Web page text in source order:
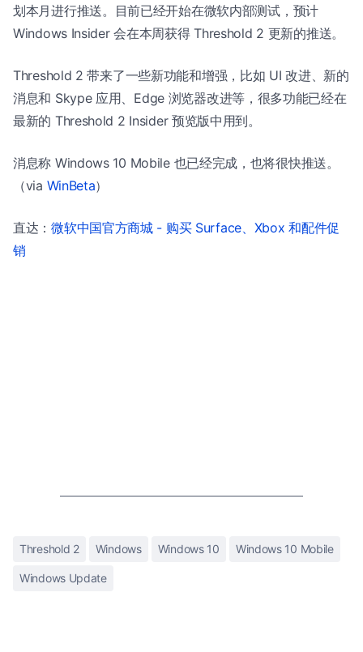
划本月进行推送。目前已经开始在微软内部测试，预计
Windows Insider 会在本周获得 Threshold 2 更新的推送。
Threshold 2 带来了一些新功能和增强，比如 UI 改进、新的
消息和 Skype 应用、Edge 浏览器改进等，很多功能已经在
最新的 Threshold 2 Insider 预览版中用到。
消息称 Windows 10 Mobile 也已经完成，也将很快推送。
（via WinBeta）
直达：微软中国官方商城 - 购买 Surface、Xbox 和配件促
销
Threshold 2 Windows Windows 10 Windows 10 Mobile
Windows Update